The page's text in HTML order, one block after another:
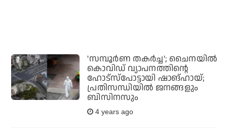
'സമ്പൂര്‍ണ തകര്‍ച്ച'; ചൈനയില്‍
കൊവിഡ് വ്യാപനത്തിന്റെ
ഹോട്‌സ്‌പോട്ടായി ഷാങ്ഹായ്;
പ്രതിസന്ധിയില്‍ ജനങ്ങളും
ബിസിനസും
4 years ago